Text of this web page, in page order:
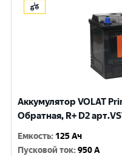
Аккумулятор VOLAT
Обратная, R+ D2
Емкость: 125 Ач
Пусковой ток:950 A